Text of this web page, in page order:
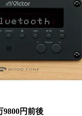
円前後